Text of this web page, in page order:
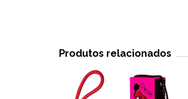
Produtos relacionados